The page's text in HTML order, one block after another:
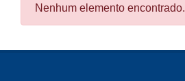
Nenhum elemento encontrado.